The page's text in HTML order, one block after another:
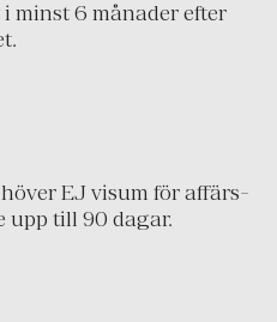
minst 6 månader efter
EJ visum för affärs-
upp till 90 dagar.